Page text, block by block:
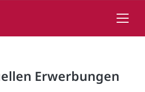
Erwerbungen